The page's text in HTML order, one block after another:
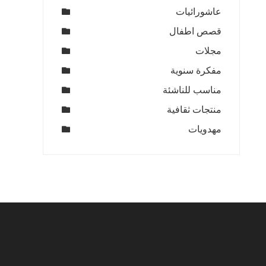
عاشورائيات
قصص اطفال
مجلات
مفكرة سنوية
مناسب للناشئة
منتجات ثقافية
مهدويات